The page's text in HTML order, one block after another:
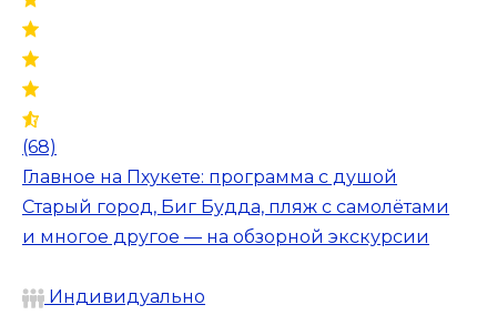
(68)
Главное на Пхукете: программа с душой
Старый город, Биг Будда, пляж с самолётами
и многое другое — на обзорной экскурсии
Индивидуально